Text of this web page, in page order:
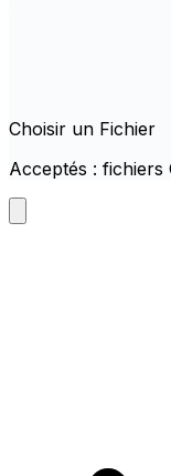
Choisir un Fichier
Acceptés : fichiers